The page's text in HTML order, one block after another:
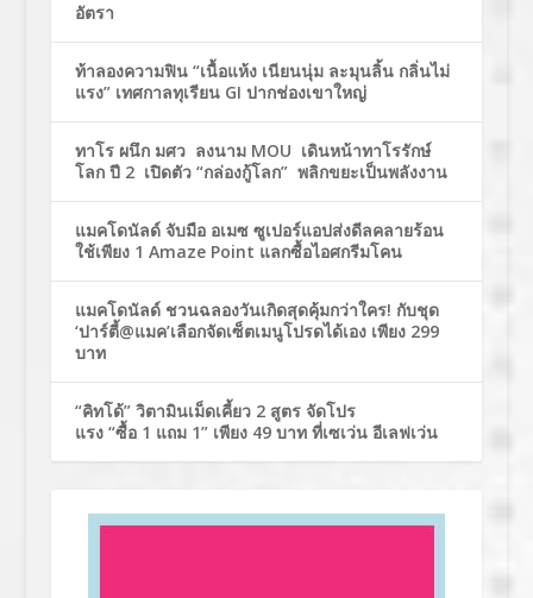
อัตรา
ท้าลองความฟิน “เนื้อแห้ง เนียนนุ่ม ละมุนลิ้น กลิ่นไม่
แรง” เทศกาลทุเรียน GI ปากช่องเขาใหญ่
ทาโร ผนึก มศว ลงนาม MOU เดินหน้าทาโรรักษ์
โลก ปี 2 เปิดตัว “กล่องกู้โลก” พลิกขยะเป็นพลังงาน
แมคโดนัลด์ จับมือ อเมซ ซูเปอร์แอปส่งดีลคลายร้อน
ใช้เพียง 1 Amaze Point แลกซื้อไอศกรีมโคน
แมคโดนัลด์ ชวนฉลองวันเกิดสุดคุ้มกว่าใคร! กับชุด
‘ปาร์ตี้@แมค’เลือกจัดเซ็ตเมนูโปรดได้เอง เพียง 299
บาท
“คิทโด้” วิตามินเม็ดเคี้ยว 2 สูตร จัดโปร
แรง “ซื้อ 1 แถม 1” เพียง 49 บาท ที่เซเว่น อีเลฟเว่น